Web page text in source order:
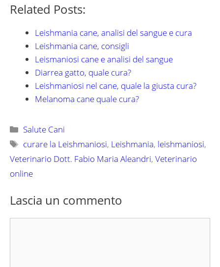
Related Posts:
Leishmania cane, analisi del sangue e cura
Leishmania cane, consigli
Leismaniosi cane e analisi del sangue
Diarrea gatto, quale cura?
Leishmaniosi nel cane, quale la giusta cura?
Melanoma cane quale cura?
Categorie
Salute Cani
Tag
curare la Leishmaniosi, Leishmania, leishmaniosi,
Veterinario Dott. Fabio Maria Aleandri, Veterinario
online
Lascia un commento